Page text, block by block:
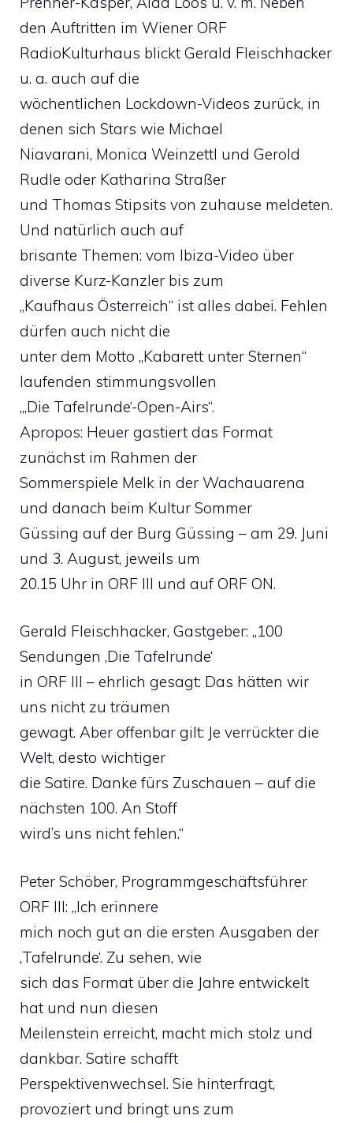
den Auftritten im Wiener ORF
RadioKulturhaus blickt Gerald Fleischhacker
u. a. auch auf die
wöchentlichen Lockdown-Videos zurück, in
denen sich Stars wie Michael
Niavarani, Monica Weinzettl und Gerold
Rudle oder Katharina Straßer
und Thomas Stipsits von zuhause meldeten.
Und natürlich auch auf
brisante Themen: vom Ibiza-Video über
diverse Kurz-Kanzler bis zum
„Kaufhaus Österreich“ ist alles dabei. Fehlen
dürfen auch nicht die
unter dem Motto „Kabarett unter Sternen“
laufenden stimmungsvollen
„,Die Tafelrunde‘-Open-Airs“.
Apropos: Heuer gastiert das Format
zunächst im Rahmen der
Sommerspiele Melk in der Wachauarena
und danach beim Kultur Sommer
Güssing auf der Burg Güssing – am 29. Juni
und 3. August, jeweils um
20.15 Uhr in ORF III und auf ORF ON.
Gerald Fleischhacker, Gastgeber: „100
Sendungen ‚Die Tafelrunde‘
in ORF III – ehrlich gesagt: Das hätten wir
uns nicht zu träumen
gewagt. Aber offenbar gilt: Je verrückter die
Welt, desto wichtiger
die Satire. Danke fürs Zuschauen – auf die
nächsten 100. An Stoff
wird’s uns nicht fehlen.“
Peter Schöber, Programmgeschäftsführer
ORF III: „Ich erinnere
mich noch gut an die ersten Ausgaben der
‚Tafelrunde‘. Zu sehen, wie
sich das Format über die Jahre entwickelt
hat und nun diesen
Meilenstein erreicht, macht mich stolz und
dankbar. Satire schafft
Perspektivenwechsel. Sie hinterfragt,
provoziert und bringt uns zum